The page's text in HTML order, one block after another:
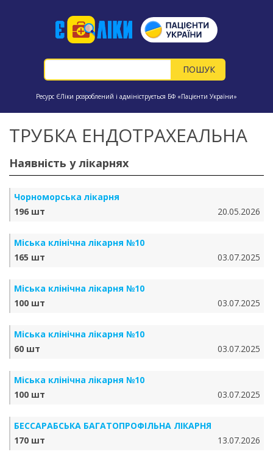
Ресурс ЄЛіки розроблений і адмініструється БФ «Пацієнти України»
ТРУБКА ЕНДОТРАХЕАЛЬНА
Наявність у лікарнях
Чорноморська лікарня
196 шт
20.05.2026
Міська клінічна лікарня №10
165 шт
03.07.2025
Міська клінічна лікарня №10
100 шт
03.07.2025
Міська клінічна лікарня №10
60 шт
03.07.2025
Міська клінічна лікарня №10
100 шт
03.07.2025
БЕССАРАБСЬКА БАГАТОПРОФІЛЬНА ЛІКАРНЯ
170 шт
13.07.2026